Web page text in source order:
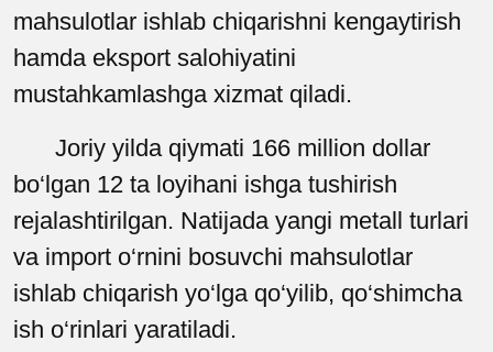
mahsulotlar ishlab chiqarishni kengaytirish
hamda eksport salohiyatini
mustahkamlashga xizmat qiladi.
Joriy yilda qiymati 166 million dollar
bo‘lgan 12 ta loyihani ishga tushirish
rejalashtirilgan. Natijada yangi metall turlari
va import o‘rnini bosuvchi mahsulotlar
ishlab chiqarish yo‘lga qo‘yilib, qo‘shimcha
ish o‘rinlari yaratiladi.